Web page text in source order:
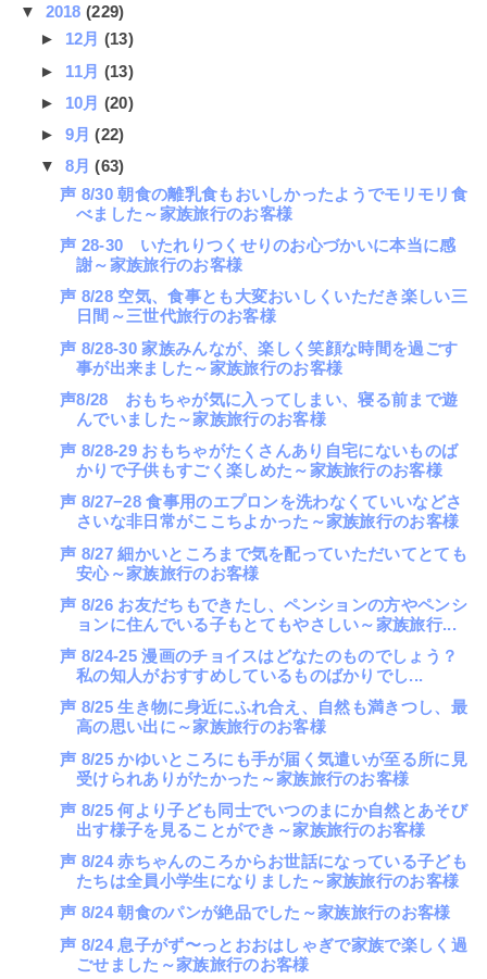
▼ 2018(229)
► 12月 (13)
► 11月 (13)
► 10月 (20)
► 9月(22)
▼ 8月(63)
声 8/30 朝食の離乳食もおいしかったようでモリモリ食
べました～家族旅行のお客様
声 28-30 いたれりつくせりのお心づかいに本当に感
謝～家族旅行のお客様
声 8/28 空気、食事とも大変おいしくいただき楽しい三
日間～三世代旅行のお客様
声 8/28-30 家族みんなが、楽しく笑顔な時間を過ごす
事が出来ました～家族旅行のお客様
声8/28 おもちゃが気に入ってしまい、寝る前まで遊
んでいました～家族旅行のお客様
声 8/28-29 おもちゃがたくさんあり自宅にないものば
かりで子供もすごく楽しめた～家族旅行のお客様
声 8/27−28 食事用のエプロンを洗わなくていいなどさ
さいな非日常がここちよかった～家族旅行のお客様
声 8/27 細かいところまで気を配っていただいてとても
安心～家族旅行のお客様
声 8/26 お友だちもできたし、ペンションの方やペンシ
ョンに住んでいる子もとてもやさしい～家族旅行...
声 8/24-25 漫画のチョイスはどなたのものでしょう？
私の知人がおすすめしているものばかりでし...
声 8/25 生き物に身近にふれ合え、自然も満きつし、最
高の思い出に～家族旅行のお客様
声 8/25 かゆいところにも手が届く気遣いが至る所に見
受けられありがたかった～家族旅行のお客様
声 8/25 何より子ども同士でいつのまにか自然とあそび
出す様子を見ることができ～家族旅行のお客様
声 8/24 赤ちゃんのころからお世話になっている子ども
たちは全員小学生になりました～家族旅行のお客様
声 8/24 朝食のパンが絶品でした～家族旅行のお客様
声 8/24 息子がず〜っとおおはしゃぎで家族で楽しく過
ごせました～家族旅行のお客様